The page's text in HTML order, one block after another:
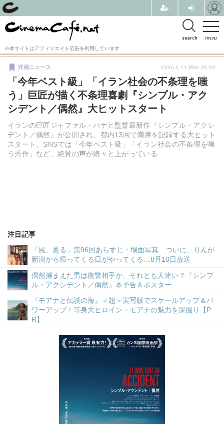
menu
search
※本サイトはアフィリエイト広告を利用しています
「今年ベスト級」「イラン社会の不条理を嗤
う」巨匠が描く不条理喜劇『シンプル・アク
シデント／偶然』大ヒットスタート
イランの巨匠ジャファル・パナヒ監督最新作『シンプル・アクシ
デント／偶然』が公開され、都内13回で満席を記録する大ヒット
スタート。SNSでは「今年ベスト級」「イラン社会の不条理を嗤
う秀作」など、絶賛の声が続々と上がっている
洋画ニュース
注目記事
「風、薫る」第96回あらすじ・場面写真 ついに、りんが
新潟から帰ってくる日がやってくる…8月10日放送
偶然捕まえた男は復讐相手か、それとも人違い？『シンプ
ル・アクシデント／偶然』本予告＆ポスター
『モアナと伝説の海』＜超＞実写版でスケールアップ＆パ
ワーアップ！等身大ヒロイン・モアナの魅力を深掘り【P
R】
2026.5.11 Mon 20:30